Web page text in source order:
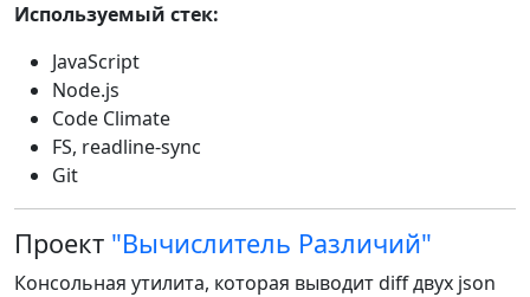
Используемый стек:
JavaScript
Node.js
Code Climate
FS, readline-sync
Git
Проект "Вычислитель Различий"
Консольная утилита, которая выводит diff двух json